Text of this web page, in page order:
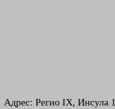
Адрес: Регио IX, Инсула 1